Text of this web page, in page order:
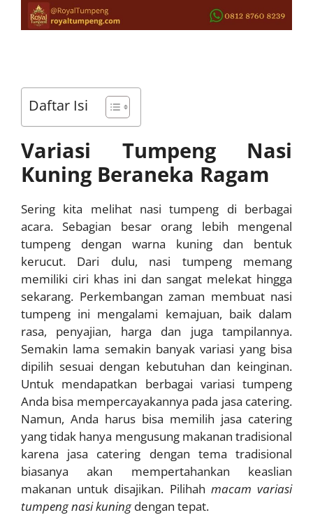
Daftar Isi
Variasi Tumpeng Nasi
Kuning Beraneka Ragam
Sering kita melihat nasi tumpeng di berbagai
acara. Sebagian besar orang lebih mengenal
tumpeng dengan warna kuning dan bentuk
kerucut. Dari dulu, nasi tumpeng memang
memiliki ciri khas ini dan sangat melekat hingga
sekarang. Perkembangan zaman membuat nasi
tumpeng ini mengalami kemajuan, baik dalam
rasa, penyajian, harga dan juga tampilannya.
Semakin lama semakin banyak variasi yang bisa
dipilih sesuai dengan kebutuhan dan keinginan.
Untuk mendapatkan berbagai variasi tumpeng
Anda bisa mempercayakannya pada jasa catering.
Namun, Anda harus bisa memilih jasa catering
yang tidak hanya mengusung makanan tradisional
karena jasa catering dengan tema tradisional
biasanya akan mempertahankan keaslian
makanan untuk disajikan. Pilihah macam variasi
tumpeng nasi kuningdengan tepat.